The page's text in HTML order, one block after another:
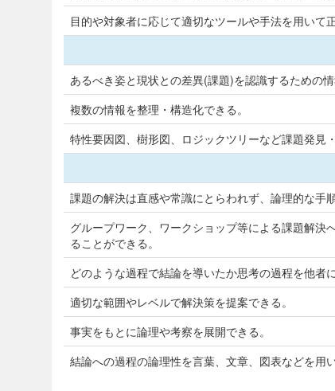
目的や対象者に応じて適切なツールや手法を用いて
あるべき姿と現状との差異(課題)を認識するための
複数の情報を整理・構造化できる。
特性要因図、樹形図、ロジックツリーなど課題発見
課題の解決は直感や常識にとらわれず、論理的な手
グループワーク、ワークショップ等による課題解
ることができる。
どのような過程で結論を導いたか思考の過程を他者
適切な範囲やレベルで解決策を提案できる。
事実をもとに論理や考察を展開できる。
結論への過程の論理性を言葉、文章、図表などを用